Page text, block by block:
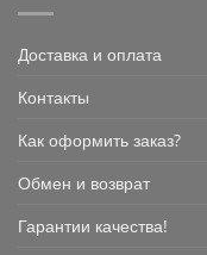
Доставка и оплата
Контакты
Как оформить заказ?
Обмен и возврат
Гарантии качества!